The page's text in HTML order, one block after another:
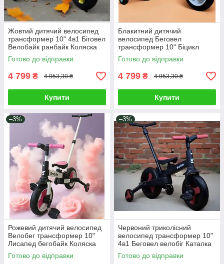
Жовтий дитячий велосипед
трансформер 10" 4в1 Біговел
Велобайк ранбайк Коляска
для прогулянок Батьківська
ручка
Готово до відправки
4 799 ₴ 4 953,30 ₴
Купити
Блакитний дитячий
велосипед Беговел
трансформер 10" Біцикл
ранбайк Каталка для
активного відпочинку
Готово до відправки
4 799 ₴ 4 953,30 ₴
Купити
–3%
Рожевий дитячий велосипед
Велобег трансформер 10"
Лисапед бегобайк Коляска
Батьківська ручка і Знімні
педалі
Готово до відправки
–3%
Червоний триколісний
велосипед трансформер 10"
4в1 Беговел велобіг Каталка
коляска дитині Батьківська
ручка
Готово до відправки